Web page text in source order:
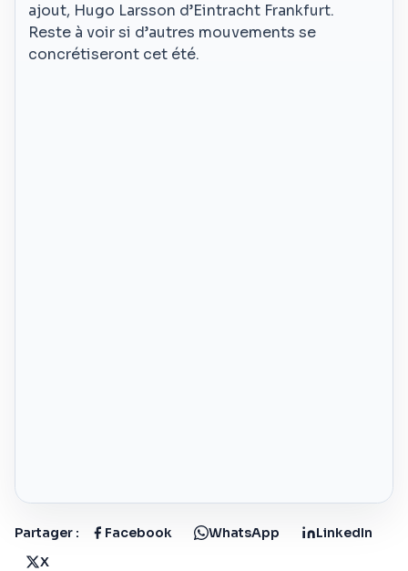
ajout, Hugo Larsson d’Eintracht Frankfurt.
Reste à voir si d’autres mouvements se
concrétiseront cet été.
Partager : Facebook WhatsApp
LinkedIn
X